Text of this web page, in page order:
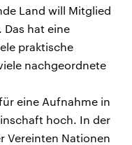
Land will Mitglied
hat eine
praktische
nachgeordnete
eine Aufnahme in
hoch. In der
Vereinten Nationen